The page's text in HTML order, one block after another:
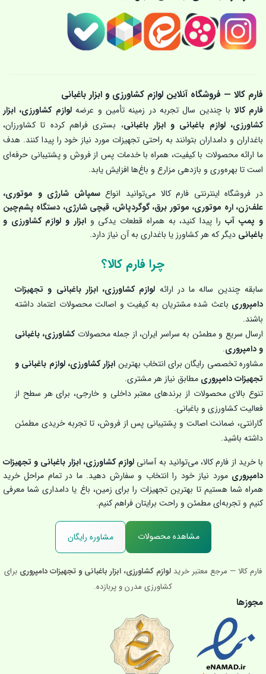
فارم کالا — فروشگاه آنلاین لوازم کشاورزی و ابزار باغبانی
فارم کالا با چندین سال تجربه در زمینه تأمین و عرضهلوازم کشاورزی، ابزار
کشاورزی، لوازم باغبانی و ابزار باغبانی، بستری فراهم کرده تا کشاورزان،
باغداران و دامداران بتوانند به راحتی تجهیزات مورد نیاز خود را پیدا کنند. هدف
ما ارائه محصولات با کیفیت، همراه با خدمات پس از فروش و پشتیبانی حرفه‌ای
است تا بهره‌وری و بازدهی مزارع و باغ‌ها افزایش یابد.
در فروشگاه اینترنتی فارم کالا می‌توانید انواعسمپاش شارژی و موتوری،
علف‌زن، اره موتوری، موتور برق، گوگردپاش، قیچی شارژی، دستگاه پشم‌چین
و پمپ آب را پیدا کنید، به همراه قطعات یدکی وابزار و لوازم کشاورزی و
باغبانی دیگر که هر کشاورز یا باغداری به آن نیاز دارد.
چرا فارم کالا؟
سابقه چندین ساله ما در ارائه لوازم کشاورزی، ابزار باغبانی و تجهیزات
دامپروری باعث شده مشتریان به کیفیت و اصالت محصولات اعتماد داشته
باشند.
ارسال سریع و مطمئن به سراسر ایران، از جمله محصولاتکشاورزی، باغبانی
و دامپروری.
مشاوره تخصصی رایگان برای انتخاب بهترین ابزار کشاورزی، لوازم باغبانی و
تجهیزات دامپروری مطابق نیاز هر مشتری.
تنوع بالای محصولات از برندهای معتبر داخلی و خارجی، برای هر سطح از
فعالیت کشاورزی و باغبانی.
گارانتی، ضمانت اصالت و پشتیبانی پس از فروش، تا تجربه خریدی مطمئن
داشته باشید.
با خرید از فارم کالا، می‌توانید به آسانی لوازم کشاورزی، ابزار باغبانی و تجهیزات
دامپروری مورد نیاز خود را انتخاب و سفارش دهید. ما در تمام مراحل خرید
همراه شما هستیم تا بهترین تجهیزات را برای زمین، باغ یا دامداری شما معرفی
کنیم و تجربه‌ای مطمئن و راحت برایتان فراهم کنیم.
مشاهده محصولات مشاوره رایگان
فارم کالا — مرجع معتبر خرید لوازم کشاورزی، ابزار باغبانی و تجهیزات دامپروری برای
کشاورزی مدرن و پربازده.
مجوزها